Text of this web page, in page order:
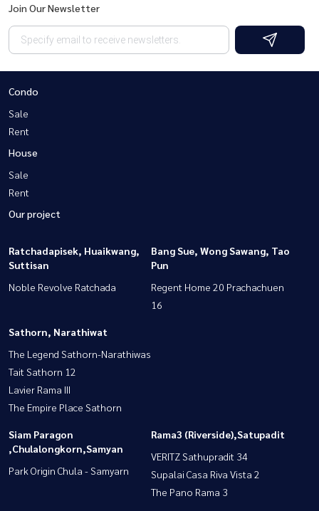
Join Our Newsletter
Condo
Sale
Rent
House
Sale
Rent
Our project
Ratchadapisek, Huaikwang,
Suttisan
Noble Revolve Ratchada
Bang Sue, Wong Sawang, Tao
Pun
Regent Home 20 Prachachuen
16
Sathorn, Narathiwat
The Legend Sathorn-Narathiwas
Tait Sathorn 12
Lavier Rama III
The Empire Place Sathorn
Siam Paragon
,Chulalongkorn,Samyan
Park Origin Chula - Samyarn
Rama3 (Riverside),Satupadit
VERITZ Sathupradit 34
Supalai Casa Riva Vista 2
The Pano Rama 3